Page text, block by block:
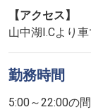
【アクセス】
山中湖I.Cより
勤務時間
5:00～22:00の